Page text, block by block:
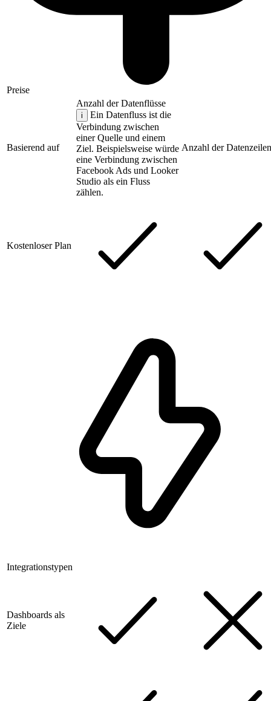
Preise
Basierend auf
Anzahl der Datenflüsse
i
Ein Datenfluss ist die
Verbindung zwischen
einer Quelle und einem
Ziel. Beispielsweise würde
eine Verbindung zwischen
Facebook Ads und Looker
Studio als ein Fluss
zählen.
Anzahl der Datenzeilen
Kostenloser Plan
Integrationstypen
Dashboards als
Ziele